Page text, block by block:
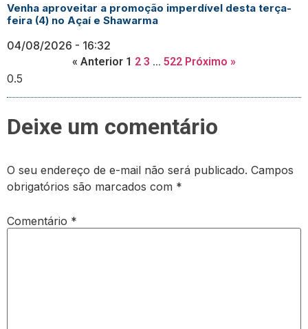
Venha aproveitar a promoção imperdível desta terça-
feira (4) no Açaí e Shawarma
04/08/2026 16:32
« Anterior 1 2 3 … 522 Próximo »
Deixe um comentário
O seu endereço de e-mail não será publicado. Campos
obrigatórios são marcados com *
Comentário *